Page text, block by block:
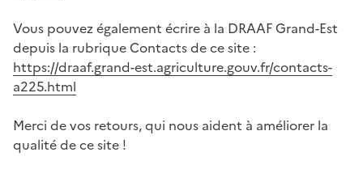
Vous pouvez également écrire à la DRAAF Grand-Est
depuis la rubrique Contacts de ce site :
https://draaf.grand-est.agriculture.gouv.fr/contacts-
a225.html
Merci de vos retours, qui nous aident à améliorer la
qualité de ce site !